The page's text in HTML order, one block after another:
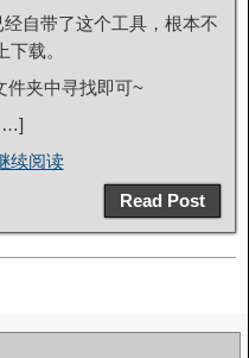
自带了这个工具，根本不
载。
件夹中寻找即可~
续阅读
Read Post